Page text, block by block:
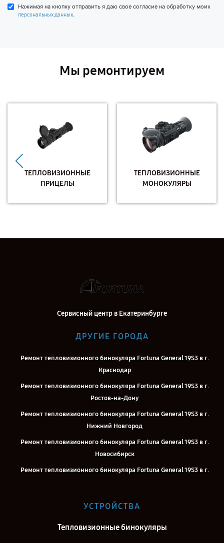
Нажимая на кнопку отправить я даю свое согласие на обработку моих
персональных данных.
Мы ремонтируем
ТЕПЛОВИЗИОННЫЕ
ПРИЦЕЛЫ
ТЕПЛОВИЗИОННЫЕ
МОНОКУЛЯРЫ
Сервисный центр в Екатеринбурге
ДРУГИЕ ГОРОДА
Ремонт тепловизионного бинокуляра Fortuna General 19S3 в г.
Краснодар
Ремонт тепловизионного бинокуляра Fortuna General 19S3 в г.
Ростов-на-Дону
Ремонт тепловизионного бинокуляра Fortuna General 19S3 в г.
Нижний Новгород
Ремонт тепловизионного бинокуляра Fortuna General 19S3 в г.
Новосибирск
Ремонт тепловизионного бинокуляра Fortuna General 19S3 в г.
Казань
Ремонт тепловизионного бинокуляра Fortuna General 19S3 в г.
УСТРОЙСТВА
Тепловизионные бинокуляры